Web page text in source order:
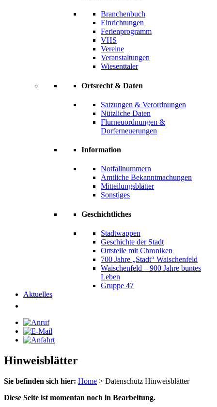
Branchenbuch
Einrichtungen
Ferienprogramm
VHS
Vereine
Veranstaltungen
Wiesenttaler
Ortsrecht & Daten
Satzungen & Verordnungen
Nützliche Daten
Flurneuordnungen &
Dorferneuerungen
Information
Notfallnummern
Amtliche Bekanntmachungen
Mitteilungsblätter
Sonstiges
Geschichtliches
Stadtwappen
Geschichte der Stadt
Ortsteile mit Chroniken
700 Jahre „Stadt“ Waischenfeld
Waischenfeld – 900 Jahre buntes
Leben
Gruppe 47
Aktuelles
Hinweisblätter
Sie befinden sich hier: Home > Datenschutz Hinweisblätter
Diese Seite ist momentan noch in Bearbeitung.